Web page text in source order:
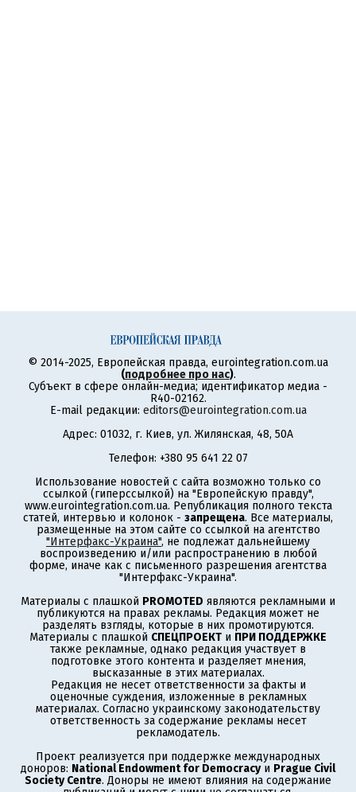
© 2014-2025, Европейская правда, eurointegration.com.ua
(подробнее про нас).
Субъект в сфере онлайн-медиа; идентификатор медиа -
R40-02162.
E-mail редакции: editors@eurointegration.com.ua
Адрес: 01032, г. Киев, ул. Жилянская, 48, 50А
Телефон: +380 95 641 22 07
Использование новостей с сайта возможно только со
ссылкой (гиперссылкой) на "Европейскую правду",
www.eurointegration.com.ua. Републикация полного текста
статей, интервью и колонок - запрещена. Все материалы,
размещенные на этом сайте со ссылкой на агентство
"Интерфакс-Украина", не подлежат дальнейшему
воспроизведению и/или распространению в любой
форме, иначе как с письменного разрешения агентства
"Интерфакс-Украина".
Материалы с плашкой PROMOTED являются рекламными и
публикуются на правах рекламы. Редакция может не
разделять взгляды, которые в них промотируются.
Материалы с плашкой СПЕЦПРОЕКТ и ПРИ ПОДДЕРЖКЕ
также рекламные, однако редакция участвует в
подготовке этого контента и разделяет мнения,
высказанные в этих материалах.
Редакция не несет ответственности за факты и
оценочные суждения, изложенные в рекламных
материалах. Согласно украинскому законодательству
ответственность за содержание рекламы несет
рекламодатель.
Проект реализуется при поддержке международных
доноров: National Endowment for Democracyи Prague Civil
Society Centre. Доноры не имеют влияния на содержание